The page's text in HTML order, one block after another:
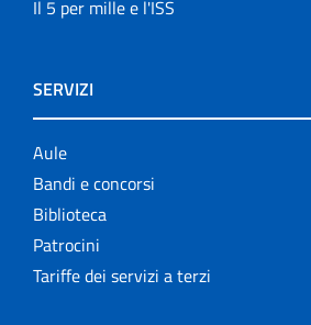
Il 5 per mille e l'ISS
SERVIZI
Aule
Bandi e concorsi
Biblioteca
Patrocini
Tariffe dei servizi a terzi